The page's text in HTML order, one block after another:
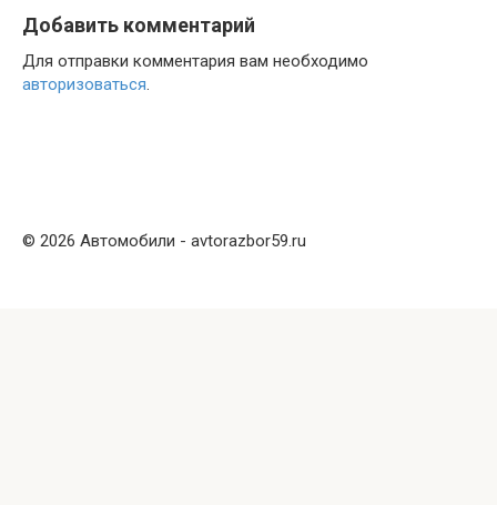
Добавить комментарий
Для отправки комментария вам необходимо
авторизоваться.
© 2026 Автомобили - avtorazbor59.ru